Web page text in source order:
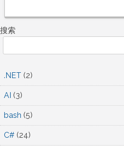
搜索
.NET (2)
AI (3)
bash (5)
C# (24)